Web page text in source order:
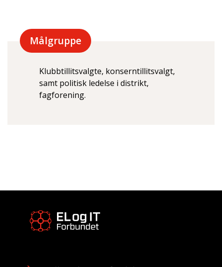
Målgruppe
Klubbtillitsvalgte, konserntillitsvalgt,
samt politisk ledelse i distrikt,
fagforening.